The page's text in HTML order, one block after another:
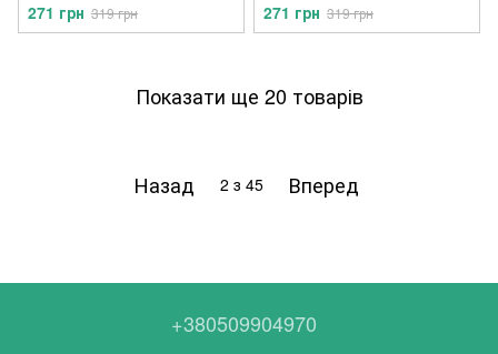
271 грн 319 грн 271 грн 319 грн
Показати ще 20 товарів
Назад 2 з 45 Вперед
+380509904970